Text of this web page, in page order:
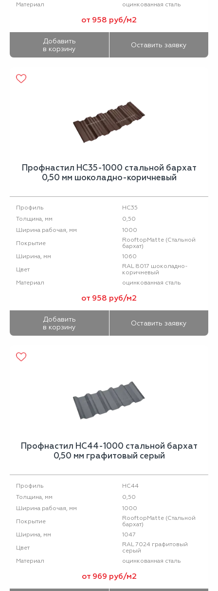
Материал оцинкованная сталь
от 958 руб/м2
Добавить
в корзину
Оставить заявку
Профнастил НС35-1000 стальной бархат
0,50 мм шоколадно-коричневый
Профиль
НС35
Толщина, мм
0,50
Ширина рабочая, мм
1000
Покрытие
RooftopMatte (Стальной
бархат)
Ширина, мм
1060
Цвет
RAL 8017 шоколадно-
коричневый
Материал
оцинкованная сталь
от 958 руб/м2
Добавить
в корзину
Оставить заявку
Профнастил НС44-1000 стальной бархат
0,50 мм графитовый серый
Профиль
НС44
Толщина, мм
0,50
Ширина рабочая, мм
1000
Покрытие
RooftopMatte (Стальной
бархат)
Ширина, мм
1047
Цвет
RAL 7024 графитовый
серый
Материал
оцинкованная сталь
от 969 руб/м2